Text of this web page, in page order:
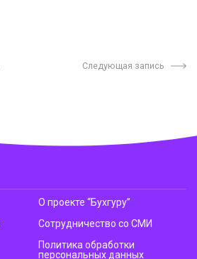
Следующая запись
О проекте “Бухгуру”
Сотрудничество со СМИ
Политика обработки
персональных данных